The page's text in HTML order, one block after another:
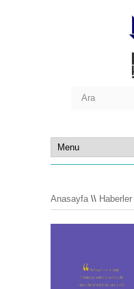
Anasayfa\\ Haberler